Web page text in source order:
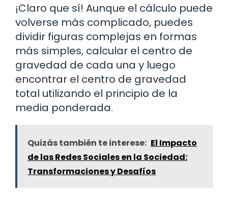
¡Claro que sí! Aunque el cálculo puede
volverse más complicado, puedes
dividir figuras complejas en formas
más simples, calcular el centro de
gravedad de cada una y luego
encontrar el centro de gravedad
total utilizando el principio de la
media ponderada.
Quizás también te interese: El Impacto
de las Redes Sociales en la Sociedad:
Transformaciones y Desafíos